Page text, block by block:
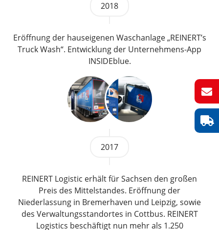
2018
Eröffnung der hauseigenen Waschanlage „REINERT’s
Truck Wash“. Entwicklung der Unternehmens-App
INSIDEblue.
2017
REINERT Logistic erhält für Sachsen den großen
Preis des Mittelstandes. Eröffnung der
Niederlassung in Bremerhaven und Leipzig, sowie
des Verwaltungsstandortes in Cottbus. REINERT
Logistics beschäftigt nun mehr als 1.250